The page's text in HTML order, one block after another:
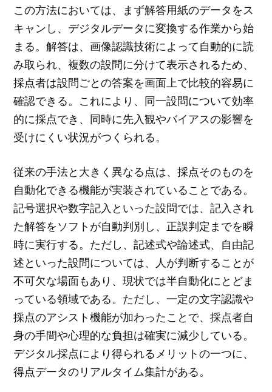
この方法においては、まず解答用紙のデータをス
キャンし、デジタルデータに変換する作業から始
まる。解答は、画像認識技術によって自動的に読
み取られ、複数の設問に分けて表示されるため、
採点者は設問ごとの答案を画面上で比較的容易に
確認できる。これにより、同一設問について効率
的に採点でき、同時に先入観やバイアスの影響を
受けにくい状況がつくられる。
従来の手法と大きく異なる点は、採点そのものを
自動化できる機能が実装されていることである。
記号選択や数字記入といった設問では、記入され
た解答をソフトが自動判別し、正誤判定までを瞬
時に実行する。ただし、記述式や論述式、自由記
述といった設問については、人が判断することが
不可欠な場面もあり、現状では半自動化にとどま
っている領域である。ただし、一定の文字認識や
採点のアシスト機能が加わったことで、採点者自
身の手間や心理的な負担は確実に減少している。
デジタル採点により得られるメリットの一つに、
得点データのリアルタイム集計がある。